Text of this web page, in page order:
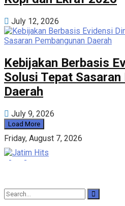
July 12, 2026
Kebijakan Berbasis
Solusi Tepat Sasaran
Daerah
July 9, 2026
Load More
Friday, August 7, 2026